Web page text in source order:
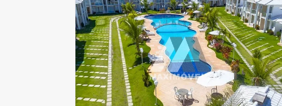
lançamentos na planta em Bella Vista Beach e
encontra milhares de ofertas para encontrar o
Negocie seu imóvel de forma totalmente online,
você consegue comprar ou alugar um imóvel em
com a praticidade de fazer tudo online, direto
soluções inovadoras para simplificar a relação
mercado imobiliário.